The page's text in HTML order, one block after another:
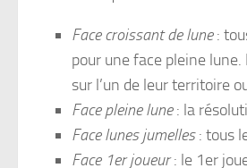
Face croissant de lune:
pour une face pleine
sur l’un de leur territoire
Face pleine lune: la
Face lunes jumelles: tous
Face 1er joueur: le 1er